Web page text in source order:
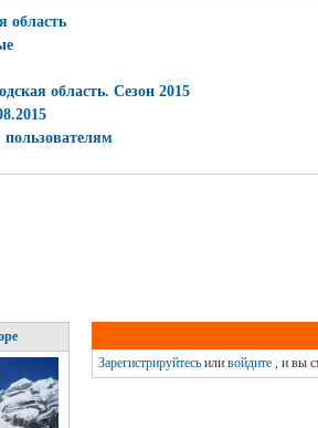
область
область. Сезон 2015
пользователям
Зарегистрируйтесьили войдите, и вы